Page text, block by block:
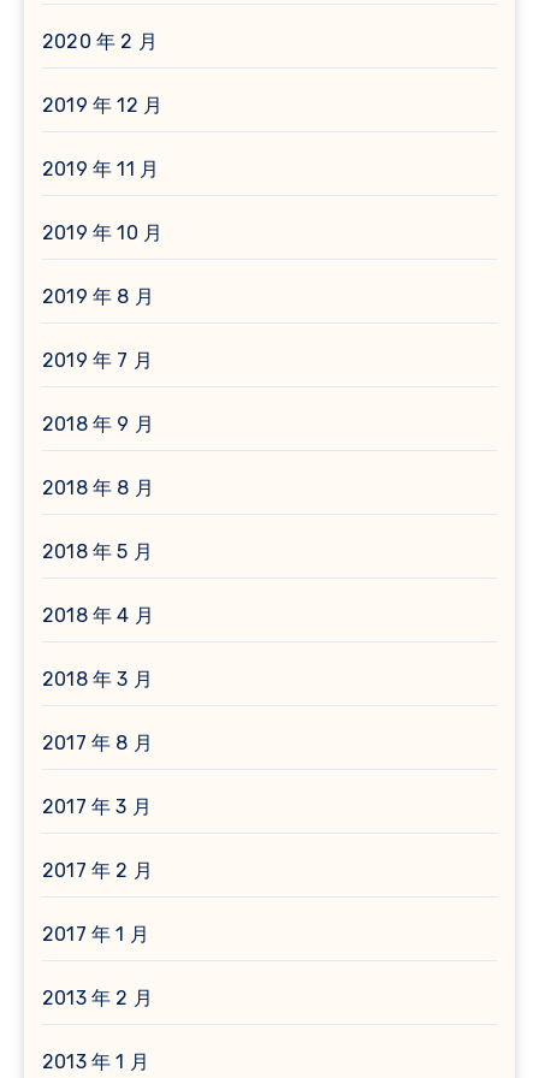
2020 年 2 月
2019 年 12 月
2019 年 11 月
2019 年 10 月
2019 年 8 月
2019 年 7 月
2018 年 9 月
2018 年 8 月
2018 年 5 月
2018 年 4 月
2018 年 3 月
2017 年 8 月
2017 年 3 月
2017 年 2 月
2017 年 1 月
2013 年 2 月
2013 年 1 月